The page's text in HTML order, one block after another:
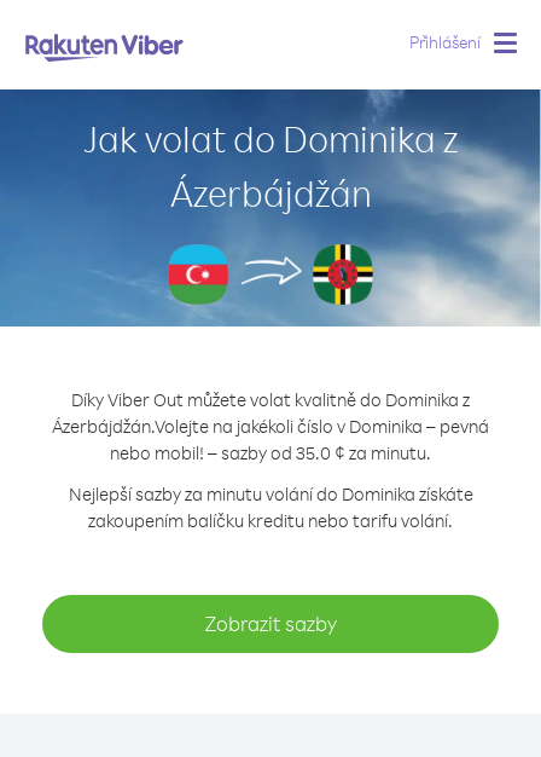
Přihlášení
Jak volat do Dominika z
Ázerbájdžán
Díky Viber Out můžete volat kvalitně do Dominika z
Ázerbájdžán.Volejte na jakékoli číslo v Dominika – pevná
nebo mobil! – sazby od 35.0 ¢ za minutu.
Nejlepší sazby za minutu volání do Dominika získáte
zakoupením balíčku kreditu nebo tarifu volání.
Zobrazit sazby